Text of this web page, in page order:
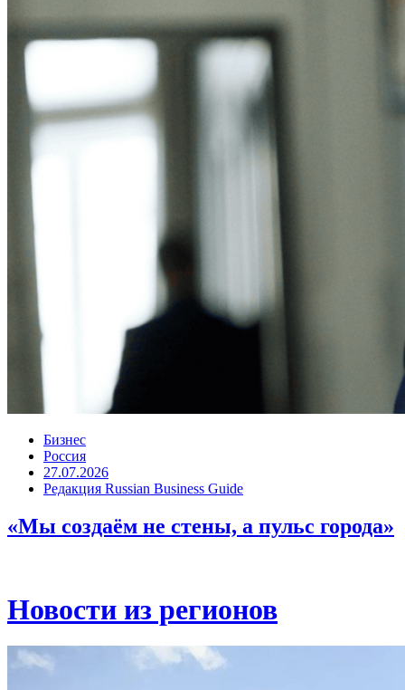
Бизнес
Россия
27.07.2026
Редакция Russian Business Guide
«Мы создаём не стены, а пульс города»
Новости из регионов